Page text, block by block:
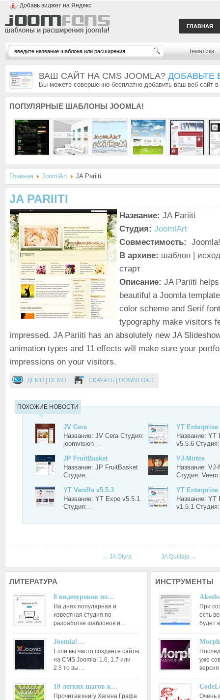
Добавь виджет на Яндекс
ГЛАВНАЯ
Тематика:
ВАШ САЙТ НА CMS JOOMLA? ДОБАВЬТЕ
Вы можете совершенно бесплатно добавить ваш веб-сайт
ПОПУЛЯРНЫЕ ШАБЛОНЫ JOOMLA!
Главная JoomlArt JA Pariiti
JA PARIITI
Название: JA Pariiti
Студия: JoomlArt
Совместимость:
В архиве: шаблон |
старт
Описание: JA Pariiti
beautiful a Joomla
color scheme and Serif
typography make visitors
impressed. JA Pariiti has an absolutely new JA
animation types and 11 effects will make sure your
impressions on your visitors.
ДЕМО | DEMO СКАЧАТЬ | DOWNLOAD
ПОХОЖИЕ НОВОСТИ
JV Cera
Название: JV Cera Студия:
joomvision…
YT Enterprise
Название: YT
v5.5.6
JP FruitBasket
Название: JP FruitBasket
Студия:…
VJ-Mirtex
Название: VJ-
Студия:
YT Vanilla v5.5.3
Название: YT Expo v5.5.1
Студия:…
YT Enterprise
Название: YT
v1.5.1
← JA Olyra JA Quillaja →
ЛИТЕРАТУРА
8 видеоуроков по…
На днях популярная и
известная студия по
разработке шаблонов и…
Joomla!…
Если вы часто создаете сайты
на CMS Joomla! 1.6, 1.7 или
2.5 то вы…
10 легких шагов к…
Прочитав книгу Хагена Графа
ИНСТРУМЕНТЫ
При
есть
будет
уже
Очень